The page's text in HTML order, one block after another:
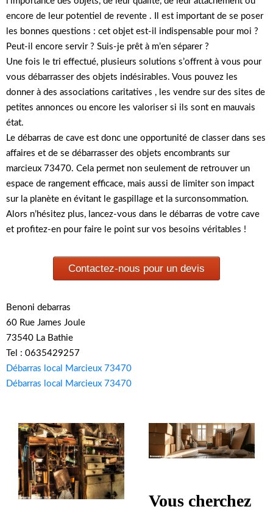
encore de leur potentiel de revente . Il est important de se poser
les bonnes questions : cet objet est-il indispensable pour moi ?
Peut-il encore servir ? Suis-je prêt à m’en séparer ?
Une fois le tri effectué, plusieurs solutions s’offrent à vous pour
vous débarrasser des objets indésirables. Vous pouvez les
donner à des associations caritatives , les vendre sur des sites de
petites annonces ou encore les valoriser si ils sont en mauvais
état.
Le débarras de cave est donc une opportunité de classer dans ses
affaires et de se débarrasser des objets encombrants sur
marcieux 73470. Cela permet non seulement de retrouver un
espace de rangement efficace, mais aussi de limiter son impact
sur la planète en évitant le gaspillage et la surconsommation.
Alors n’hésitez plus, lancez-vous dans le débarras de votre cave
et profitez-en pour faire le point sur vos besoins véritables !
Contactez-nous pour un devis
Benoni debarras
60 Rue James Joule
73540 La Bathie
Tel : 0635429257
Débarras local Marcieux 73470
Débarras local Marcieux 73470
Vous cherchez